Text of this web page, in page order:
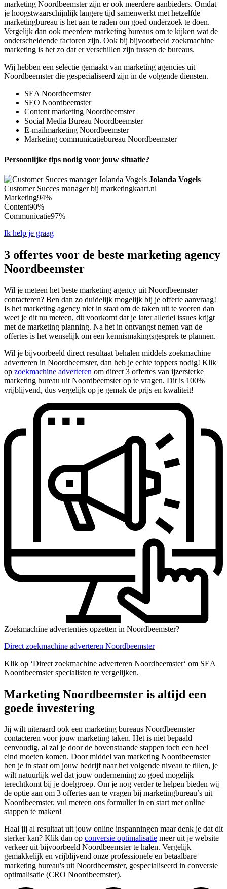
marketing Noordbeemster zijn er ook meerdere aanbieders. Omdat
je hoogstwaarschijnlijk langere tijd samenwerkt met hetzelfde
marketingbureau is het aan te raden om goed onderzoek te doen.
Vergelijk dan ook meerdere marketing bureaus om te kijken wat de
onderscheidende factoren zijn. Ook bij bijvoorbeeld zoekmachine
marketing is het zo dat er verschillen zijn tussen de bureaus.
Wij hebben een selectie gemaakt van marketing agencies uit
Noordbeemster die gespecialiseerd zijn in de volgende diensten.
SEA Noordbeemster
SEO Noordbeemster
Content marketing Noordbeemster
Social Media Bureau Noordbeemster
E-mailmarketing Noordbeemster
Marketing communicatiebureau Noordbeemster
Persoonlijke tips nodig voor jouw situatie?
Jolanda Vogels
Customer Succes manager bij marketingkaart.nl
Marketing94%
Content90%
Communicatie97%
Ik help je graag
3 offertes voor de beste marketing agency
Noordbeemster
Wil je meteen het beste marketing agency uit Noordbeemster
contacteren? Ben dan zo duidelijk mogelijk bij je offerte aanvraag!
Is het marketing agency niet in staat om de taken uit te voeren dan
weet je dit nu meteen, dit voorkomt dat je later allerlei issues krijgt
met de marketing planning. Na het in ontvangst nemen van de
offertes is het wenselijk om een kennismakingsgesprek te plannen.
Wil je bijvoorbeeld direct resultaat behalen middels zoekmachine
adverteren in Noordbeemster, dan heb je echte toppers nodig! Klik
op zoekmachine adverteren om direct 3 offertes van ijzersterke
marketing bureau uit Noordbeemster op te vragen. Dit is 100%
vrijblijvend, dus vergelijk op je gemak de prijs en kwaliteit!
Zoekmachine advertenties opzetten in Noordbeemster?
Direct zoekmachine adverteren Noordbeemster
Klik op ‘Direct zoekmachine adverteren Noordbeemster‘ om SEA
Noordbeemster specialisten te vergelijken.
Marketing Noordbeemster is altijd een
goede investering
Jij wilt uiteraard ook een marketing bureaus Noordbeemster
contacteren voor jouw marketing taken. Het is niet bepaald
eenvoudig, al zal je door de bovenstaande stappen toch een heel
eind moeten komen. Door middel van marketing Noordbeemster
ben je in staat om jouw bedrijf naar het volgende niveau te tillen, je
wilt natuurlijk wel dat jouw onderneming zo goed mogelijk
terechtkomt bij je doelgroep. Om je nog verder te helpen bieden wij
de optie aan om 3 offertes aan te vragen bij marketingbureau’s uit
Noordbeemster, vul meteen ons formulier in en start met online
stappen te maken!
Haal jij al resultaat uit jouw online inspanningen maar denk je dat dit
sterker kan? Klik dan op conversie optimalisatie meer uit je website
verkeer uit bijvoorbeeld Noordbeemster te halen. Vergelijk
gemakkelijk en vrijblijvend onze professionele en betaalbare
marketing bureau's uit Noordbeemster, gespecialiseerd in conversie
optimalisatie (CRO Noordbeemster).